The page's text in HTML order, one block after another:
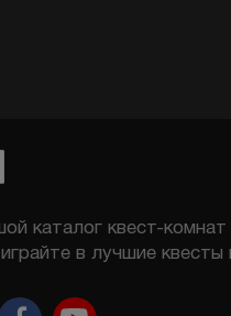
каталог квест-комнат
в лучшие